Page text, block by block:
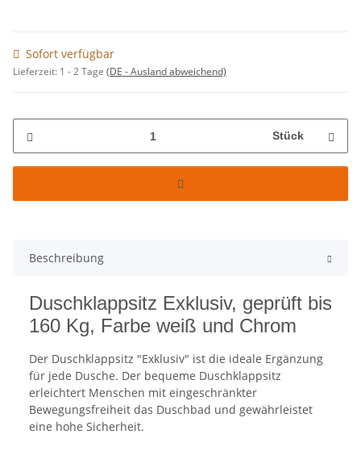
Sofort verfügbar
Lieferzeit: 1 - 2 Tage (DE - Ausland abweichend)
Stück
Beschreibung
Duschklappsitz Exklusiv, geprüft bis
160 Kg, Farbe weiß und Chrom
Der Duschklappsitz "Exklusiv" ist die ideale Ergänzung
für jede Dusche. Der bequeme Duschklappsitz
erleichtert Menschen mit eingeschränkter
Bewegungsfreiheit das Duschbad und gewährleistet
eine hohe Sicherheit.